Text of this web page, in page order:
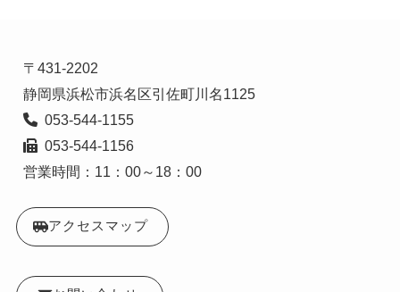
〒431-2202
静岡県浜松市浜名区引佐町川名1125
  053-544-1155
  053-544-1156
営業時間：11：00～18：00
アクセスマップ